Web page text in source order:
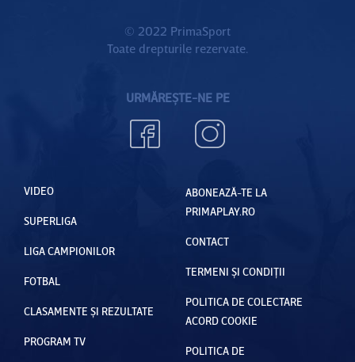
© 2022 PrimaSport
Toate drepturile rezervate.
URMĂREȘTE-NE PE
VIDEO
SUPERLIGA
LIGA CAMPIONILOR
FOTBAL
CLASAMENTE ȘI REZULTATE
PROGRAM TV
ABONEAZĂ-TE LA
PRIMAPLAY.RO
CONTACT
TERMENI ȘI CONDIȚII
POLITICA DE COLECTARE
ACORD COOKIE
POLITICA DE